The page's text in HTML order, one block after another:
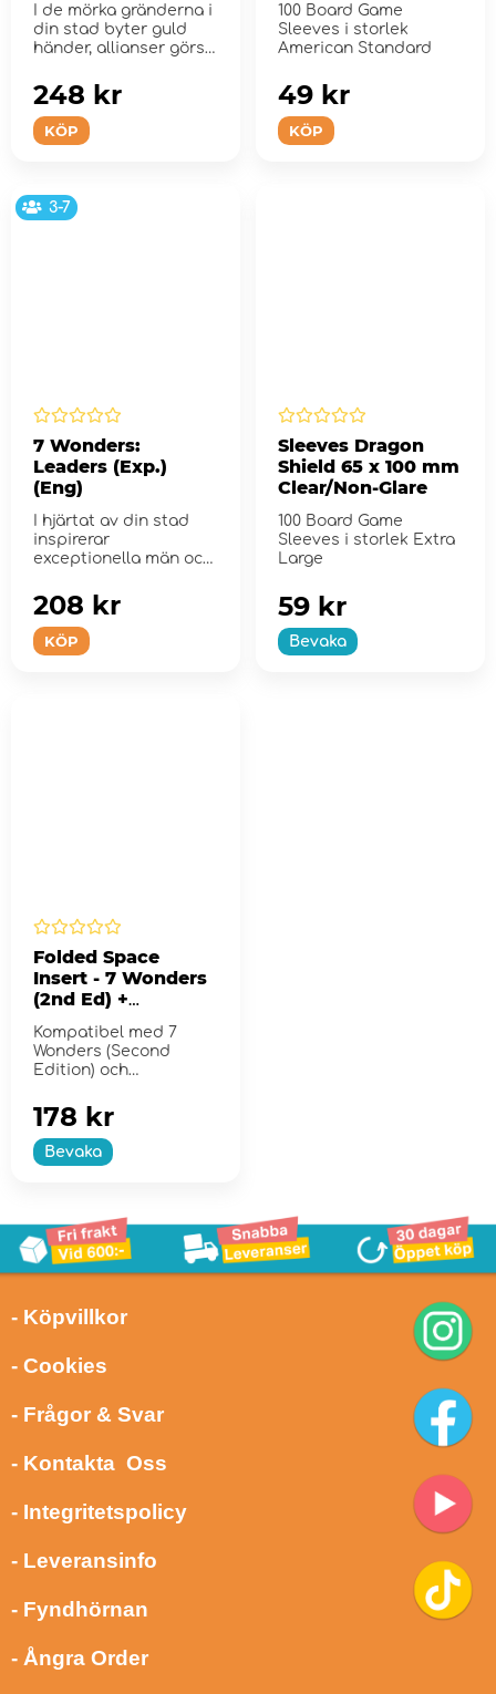
I de mörka gränderna i
din stad byter guld
händer, allianser görs
KÖP
248 kr
100 Board Game
Sleeves i storlek
American Standard
KÖP
49 kr
3-7
7 Wonders:
Leaders (Exp.)
(Eng)
I hjärtat av din stad
inspirerar
exceptionella män och
KÖP
208 kr
Sleeves Dragon
Shield 65 x 100 mm
Clear/Non-Glare
100 Board Game
Sleeves i storlek Extra
Large
Bevaka
59 kr
Folded Space
Insert - 7 Wonders
(2nd Ed) +
Kompatibel med 7
Wonders (Second
Edition) och
Armada, Cities och
Leaders.
Bevaka
178 kr
- Köpvillkor
- Cookies
- Frågor & Svar
- Kontakta Oss
- Integritetspolicy
- Leveransinfo
- Fyndhörnan
- Ångra Order